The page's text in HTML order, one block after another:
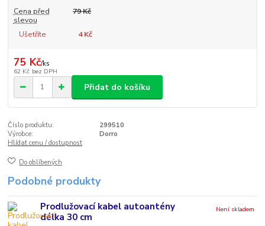
Cena před
slevou
79 Kč
Ušetříte 4 Kč
75 Kč/ks
62 Kč bez DPH
Přidat do košíku
Číslo produktu:
299510
Výrobce:
Dorro
Hlídat cenu / dostupnost
Do oblíbených
Podobné produkty
Prodlužovací kabel autoantény
délka 30 cm
Není skladem